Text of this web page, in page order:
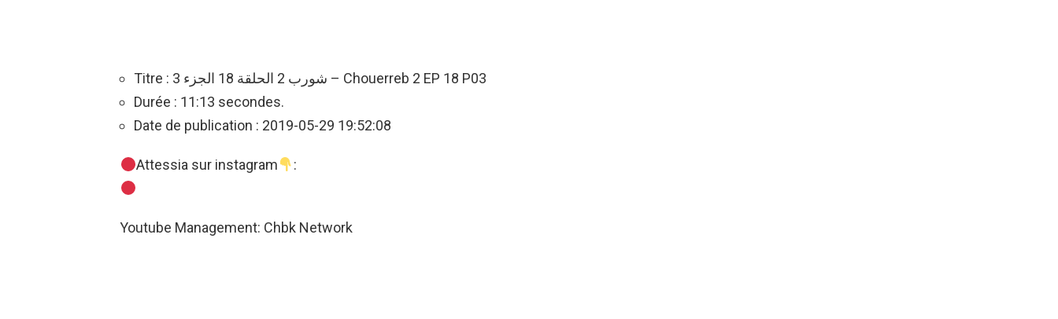
Titre : شورب 2 الحلقة 18 الجزء 3 – Chouerreb 2 EP 18 P03
Durée : 11:13 secondes.
Date de publication : 2019-05-29 19:52:08
Attessia sur instagram :
Youtube Management: Chbk Network